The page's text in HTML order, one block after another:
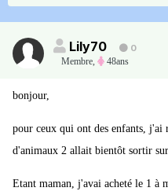
Lily70
0
Membre, 48ans
bonjour,
pour ceux qui ont des enfants, j'ai
d'animaux 2 allait bientôt sortir
Etant maman, j'avai acheté le 1 à